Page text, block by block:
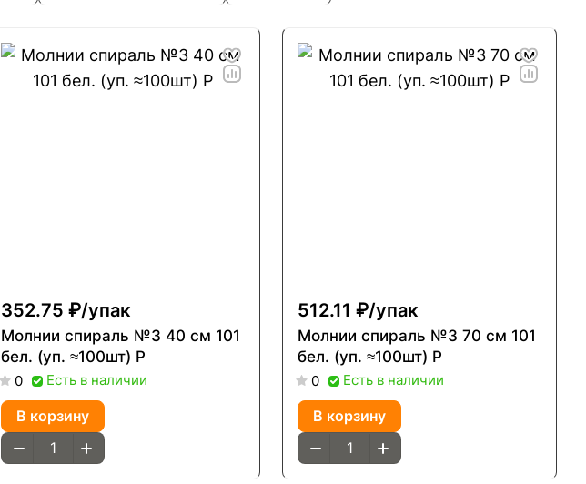
352.75 ₽/упак
Молнии спираль №3 40 см 101
бел. (уп. ≈100шт) Р
0 Есть в наличии
В корзину
512.11 ₽/упак
Молнии спираль №3 70 см 101
бел. (уп. ≈100шт) Р
0 Есть в наличии
В корзину